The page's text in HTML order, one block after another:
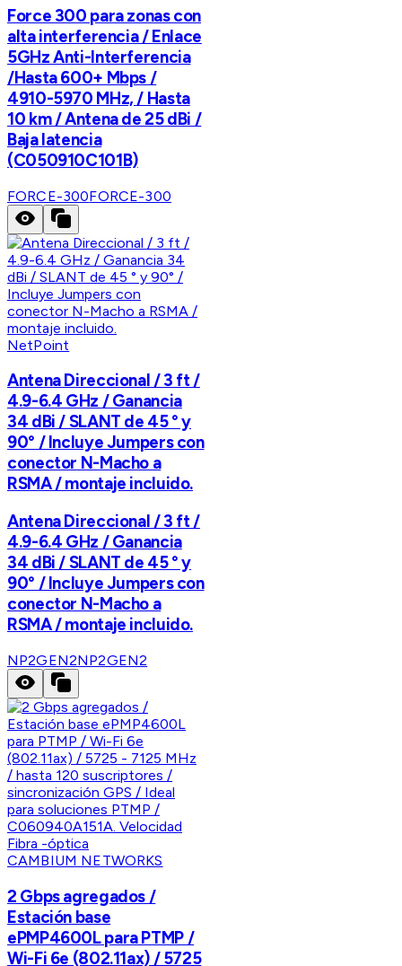
Force 300 para zonas con
alta interferencia / Enlace
5GHz Anti-Interferencia
/Hasta 600+ Mbps /
4910-5970 MHz, / Hasta
10 km / Antena de 25 dBi /
Baja latencia
(C050910C101B)
FORCE-300FORCE-300
NetPoint
Antena Direccional / 3 ft /
4.9-6.4 GHz / Ganancia
34 dBi / SLANT de 45 ° y
90° / Incluye Jumpers con
conector N-Macho a
RSMA / montaje incluido.
Antena Direccional / 3 ft /
4.9-6.4 GHz / Ganancia
34 dBi / SLANT de 45 ° y
90° / Incluye Jumpers con
conector N-Macho a
RSMA / montaje incluido.
NP2GEN2NP2GEN2
CAMBIUM NETWORKS
2 Gbps agregados /
Estación base
ePMP4600L para PTMP /
Wi-Fi 6e (802.11ax) / 5725